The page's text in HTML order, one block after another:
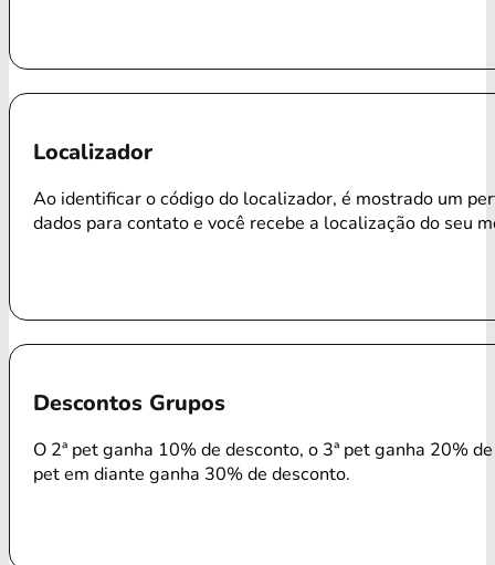
Localizador
Ao identificar o código do localizador, é mostrado um
dados para contato e você recebe a localização do seu
Descontos Grupos
O 2ª pet ganha 10% de desconto, o 3ª pet ganha 20%
pet em diante ganha 30% de desconto.